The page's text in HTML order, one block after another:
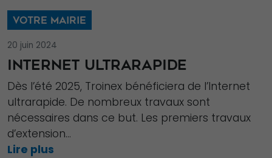
VOTRE MAIRIE
20 juin 2024
INTERNET ULTRARAPIDE
Dès l’été 2025, Troinex bénéficiera de l’Internet
ultrarapide. De nombreux travaux sont
nécessaires dans ce but. Les premiers travaux
d’extension...
Lire plus